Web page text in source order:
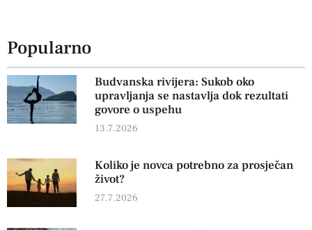
Popularno
Budvanska rivijera: Sukob oko
upravljanja se nastavlja dok rezultati
govore o uspehu
13.7.2026
Koliko je novca potrebno za prosječan
život?
27.7.2026